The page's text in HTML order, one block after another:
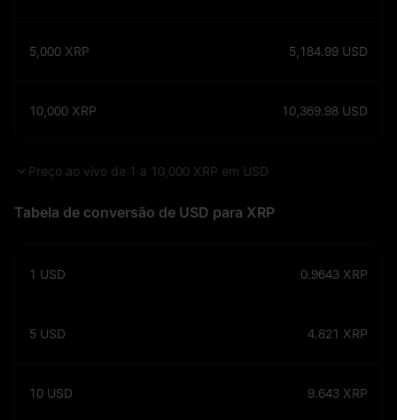
Tabela de conversão de USD para XRP
5,000 XRP 5,184.99 USD
10,000 XRP 10,369.98 USD
1 USD 0.9643 XRP
5 USD 4.821 XRP
10 USD 9.643 XRP
Preço ao vivo de 1 a 10,000 XRP em USD